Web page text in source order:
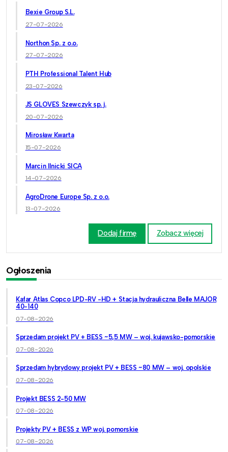
Bexie Group S.L.
27-07-2026
Northon Sp. z o.o.
27-07-2026
PTH Professional Talent Hub
23-07-2026
JS GLOVES Szewczyk sp. j.
20-07-2026
Mirosław Kwarta
15-07-2026
Marcin Ilnicki SICA
14-07-2026
AgroDrone Europe Sp. z o.o.
13-07-2026
Dodaj firmę Zobacz więcej
Ogłoszenia
Kafar Atlas Copco LPD-RV -HD + Stacja hydrauliczna Belle MAJOR
40-140
07-08-2026
Sprzedam projekt PV + BESS ~5,5 MW – woj. kujawsko-pomorskie
07-08-2026
Sprzedam hybrydowy projekt PV + BESS ~80 MW – woj. opolskie
07-08-2026
Projekt BESS 2-50 MW
07-08-2026
Projekty PV + BESS z WP woj. pomorskie
07-08-2026